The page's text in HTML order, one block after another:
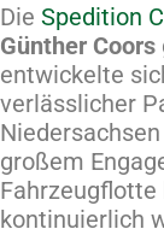
Die Spedition
Günther Coors
entwickelte
verlässlicher
großem
Fahrzeugflotte
kontinuierlich